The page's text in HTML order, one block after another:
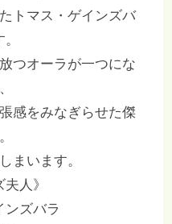
トマス・ゲインズバ
つオーラが一つにな
感をみなぎらせた傑
まいます。
夫人》
ンズバラ